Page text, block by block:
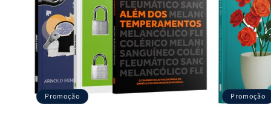
Promoção Promoção